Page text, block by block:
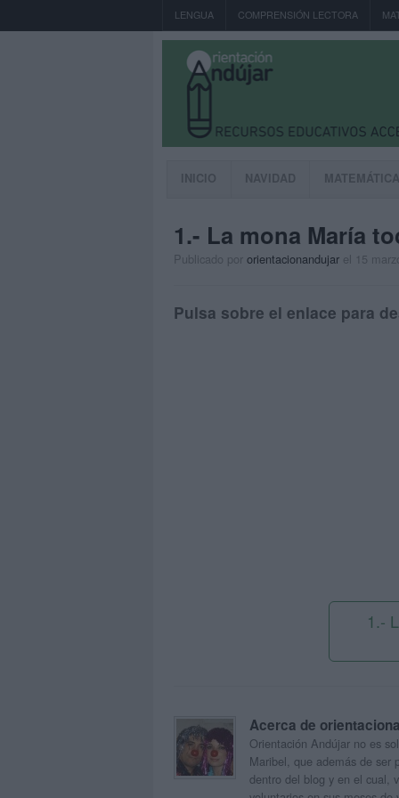
LENGUA COMPRENSIÓN LECTORA
INICIO NAVIDAD
1.- La mona María
Publicado por orientacionandujar el 15
Pulsa sobre el enlace para
1.-
Acerca de
Orientación Andújar no es
Maribel, que además de ser
dentro del blog y en el cual,